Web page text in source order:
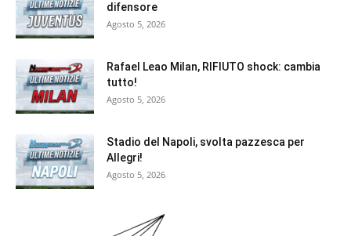
difensore
Agosto 5, 2026
Rafael Leao Milan, RIFIUTO shock: cambia
tutto!
Agosto 5, 2026
Stadio del Napoli, svolta pazzesca per
Allegri!
Agosto 5, 2026